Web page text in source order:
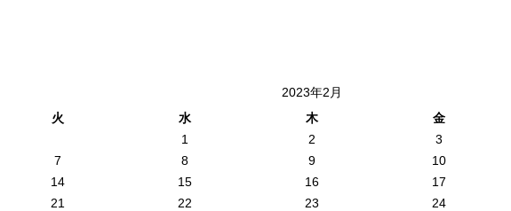
2023年2月
火 水 木 金
1
2 3
7 8 9 10
14 15 16 17
21 22 23 24